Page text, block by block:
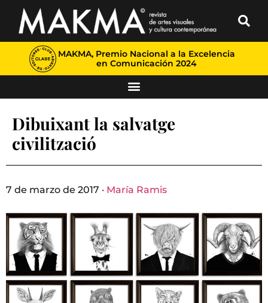
MAKMA, Premio Nacional a la Excelencia
en Comunicación 2024
Dibuixant la salvatge
civilització
7 de marzo de 2017 · María Ramis